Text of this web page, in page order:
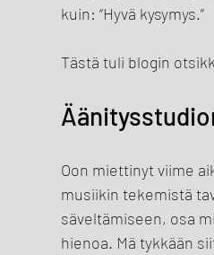
kuin: “Hyvä kysymys.”
Tästä tuli blogin
Oon miettinyt viime
musiikin tekemistä
säveltämiseen, osa
hienoa. Mä tykkään